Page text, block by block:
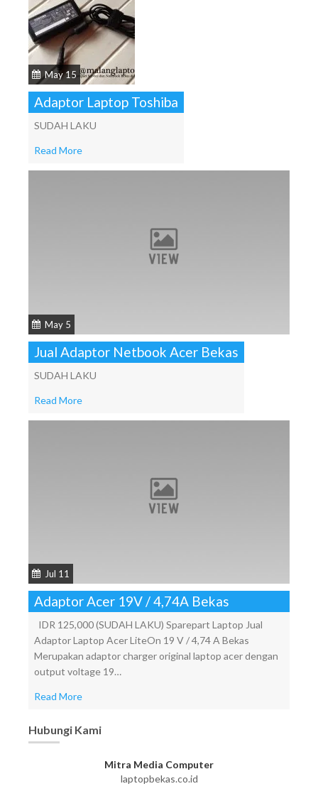
May 15
Adaptor Laptop Toshiba
SUDAH LAKU
Read More
May 5
Jual Adaptor Netbook Acer Bekas
SUDAH LAKU
Read More
Jul 11
Adaptor Acer 19V / 4,74A Bekas
IDR 125,000 (SUDAH LAKU) Sparepart Laptop Jual
Adaptor Laptop Acer LiteOn 19 V / 4,74 A Bekas
Merupakan adaptor charger original laptop acer dengan
output voltage 19…
Read More
Hubungi Kami
Mitra Media Computer
laptopbekas.co.id